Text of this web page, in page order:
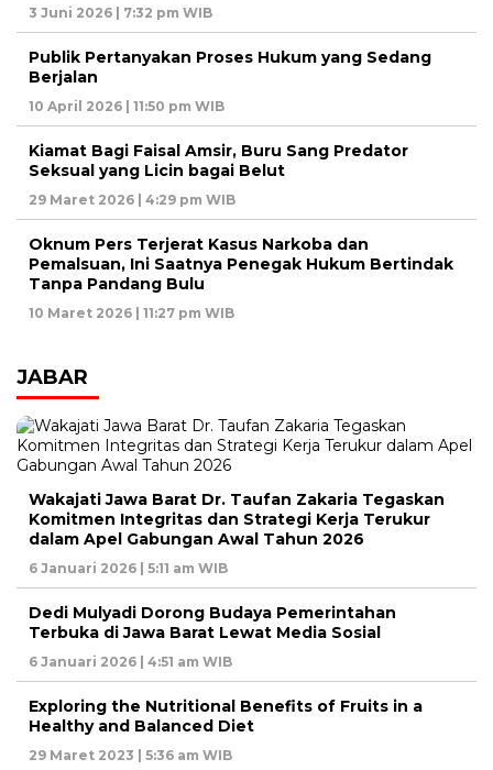
3 Juni 2026 | 7:32 pm WIB
Publik Pertanyakan Proses Hukum yang Sedang
Berjalan
10 April 2026 | 11:50 pm WIB
Kiamat Bagi Faisal Amsir, Buru Sang Predator
Seksual yang Licin bagai Belut
29 Maret 2026 | 4:29 pm WIB
Oknum Pers Terjerat Kasus Narkoba dan
Pemalsuan, Ini Saatnya Penegak Hukum Bertindak
Tanpa Pandang Bulu
10 Maret 2026 | 11:27 pm WIB
JABAR
Wakajati Jawa Barat Dr. Taufan Zakaria Tegaskan
Komitmen Integritas dan Strategi Kerja Terukur
dalam Apel Gabungan Awal Tahun 2026
6 Januari 2026 | 5:11 am WIB
Dedi Mulyadi Dorong Budaya Pemerintahan
Terbuka di Jawa Barat Lewat Media Sosial
6 Januari 2026 | 4:51 am WIB
Exploring the Nutritional Benefits of Fruits in a
Healthy and Balanced Diet
29 Maret 2023 | 5:36 am WIB